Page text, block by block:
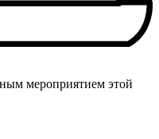
мероприятием этой